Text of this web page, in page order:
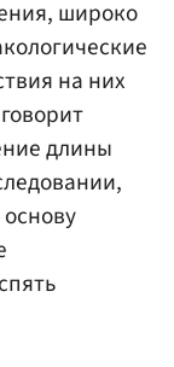
широко
на них
длины